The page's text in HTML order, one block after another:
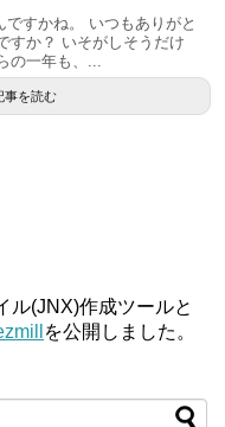
ですかね。 いつもありがと
すか？ いそがしそうだけ
の一年も、...
事を読む
ル(JNX)作成ツールと
を公開しました。